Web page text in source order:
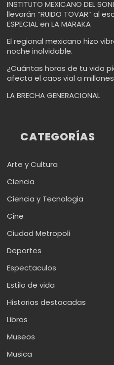
INSTITUTO MEXICANO DEL
llevarán “RUIDO TOVAR” al
ESPECIAL en LA MARAKA
El regional mexicano hizo
noche inolvidable.
¿Cuántas horas de tu vida
afecta el caos vial a
LA BRECHA GENERACIONAL
CATEGORÍAS
Arte y Cultura
Ciencia
Ciencia y Tecnologia
Cine
Ciudad Metropoli
Deportes
Espectaculos
Estilo de vida
Historias destacadas
Libros
Museos
Musica